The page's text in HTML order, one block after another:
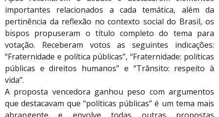
importantes relacionados a cada temática, além da
pertinência da reflexão no contexto social do Brasil, os
bispos propuseram o título completo do tema para
votação. Receberam votos as seguintes indicações:
“Fraternidade e política públicas”, “Fraternidade: políticas
públicas e direitos humanos” e “Trânsito: respeito à
vida”.
A proposta vencedora ganhou peso com argumentos
que destacavam que “políticas públicas” é um tema mais